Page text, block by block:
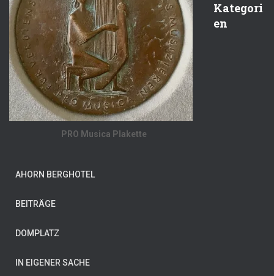
PRO Musica Plakette
Kategori
en
AHORN BERGHOTEL
BEITRÄGE
DOMPLATZ
IN EIGENER SACHE